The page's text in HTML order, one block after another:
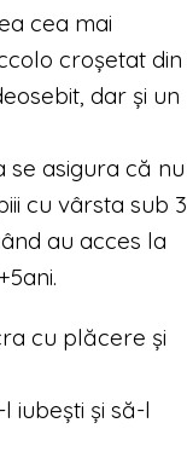
cea mai
croșetat din
dar și un
asigura că nu
cu vârsta sub 3
au acces la
cu plăcere și
iubești și să-l